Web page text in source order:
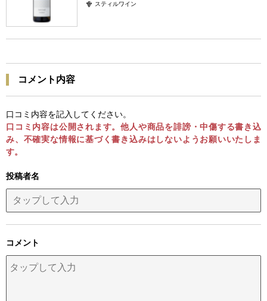
スティルワイン
コメント内容
口コミ内容を記入してください。
口コミ内容は公開されます。他人や商品を誹謗・中傷する書き込
み、不確実な情報に基づく書き込みはしないようお願いいたしま
す。
投稿者名
コメント